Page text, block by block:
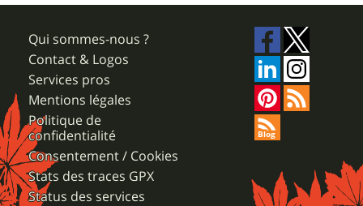
Qui sommes-nous ?
Contact & Logos
Services pros
Mentions légales
Politique de
confidentialité
Consentement / Cookies
Stats des traces GPX
Status des services